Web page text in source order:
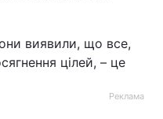
виявили, що все,
цілей, – це
Реклама